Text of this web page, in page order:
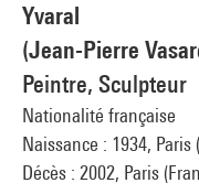
Yvaral
(Jean-Pierre
Peintre, Sculpteur
Nationalité française
Naissance : 1934, Paris
Décès : 2002, Paris